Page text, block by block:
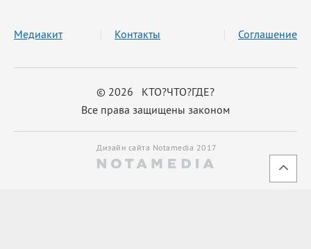
© 2026 КТО?ЧТО?ГДЕ?
Все права защищены законом
Медиакит Контакты Соглашение
Дизайн сайта Notamedia 2017